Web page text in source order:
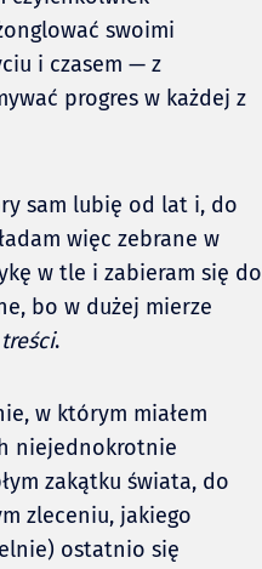
swoimi
i czasem — z
progres w każdej z
sam lubię od lat i, do
więc zebrane w
w tle i zabieram się do
bo w dużej mierze
.
w którym miałem
niejednokrotnie
zakątku świata, do
zleceniu, jakiego
ostatnio się